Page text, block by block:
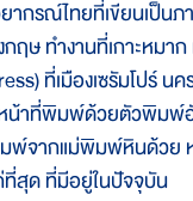
ากรณ์ไทยที่เขียนเป็นภ
ฤษ ทำงานที่เกาะหม
ที่เมืองเซรัมโปร์
น้าที่พิมพ์ด้วยตัวพิมพ์อั
พ์จากแม่พิมพ์หินด้วย ห
ที่สุด ที่มีอยู่ในปัจจุบัน